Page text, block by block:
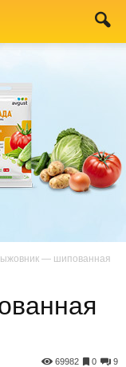
— шипованная
9
0
69982